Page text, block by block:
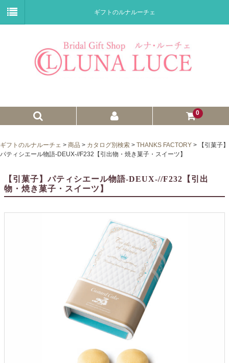
ギフトのルナルーチェ
0
プチギフト
ウェイトドール
子育て卒業証書
ギフトのルナルーチェ > 商品 > カタログ別検索 > THANKS FACTORY >
【引菓子】
パティシエール物語-DEUX-//F232【引出物・焼き菓子・スイーツ】
【引菓子】パティシエール物語-DEUX-//F232【引出
物・焼き菓子・スイーツ】